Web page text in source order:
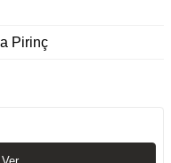
Pirinç